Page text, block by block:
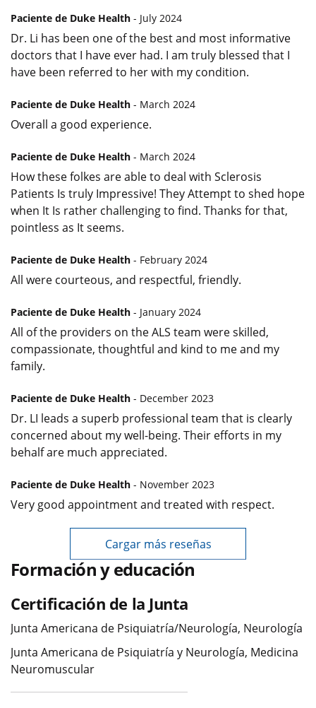
Paciente de Duke Health - July 2024
Dr. Li has been one of the best and most informative
doctors that I have ever had. I am truly blessed that I
have been referred to her with my condition.
Paciente de Duke Health - March 2024
Overall a good experience.
Paciente de Duke Health - March 2024
How these folkes are able to deal with Sclerosis
Patients Is truly Impressive! They Attempt to shed hope
when It Is rather challenging to find. Thanks for that,
pointless as It seems.
Paciente de Duke Health - February 2024
All were courteous, and respectful, friendly.
Paciente de Duke Health - January 2024
All of the providers on the ALS team were skilled,
compassionate, thoughtful and kind to me and my
family.
Paciente de Duke Health - December 2023
Dr. LI leads a superb professional team that is clearly
concerned about my well-being. Their efforts in my
behalf are much appreciated.
Paciente de Duke Health - November 2023
Very good appointment and treated with respect.
Cargar más reseñas
Formación y educación
Certificación de la Junta
Junta Americana de Psiquiatría/Neurología, Neurología
Junta Americana de Psiquiatría y Neurología, Medicina
Neuromuscular